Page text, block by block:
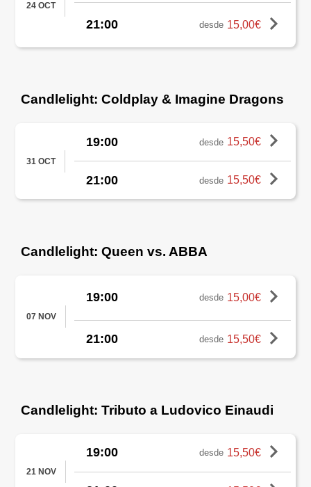
24 OCT
21:00 desde 15,00€
Candlelight: Coldplay & Imagine Dragons
31 OCT
19:00 desde 15,50€
21:00 desde 15,50€
Candlelight: Queen vs. ABBA
07 NOV
19:00 desde 15,00€
21:00 desde 15,50€
Candlelight: Tributo a Ludovico Einaudi
21 NOV
19:00 desde 15,50€